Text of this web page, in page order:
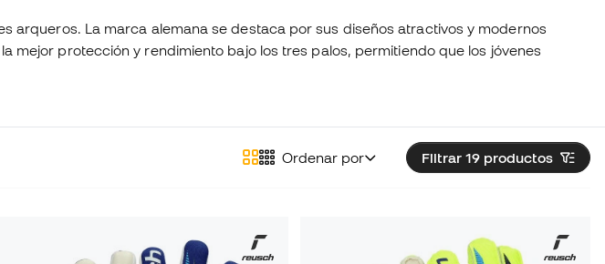
arqueros. La marca alemana se destaca por sus diseños atractivos y modernos
mejor protección y rendimiento bajo los tres palos, permitiendo que los jóvenes
Filtrar 19 productos
Ordenar por